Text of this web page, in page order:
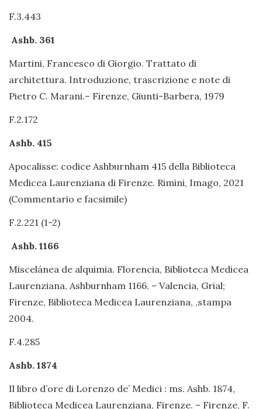
F.3.443
Ashb. 361
Martini, Francesco di Giorgio. Trattato di
architettura. Introduzione, trascrizione e note di
Pietro C. Marani.– Firenze, Giunti-Barbera, 1979
F.2.172
Ashb. 415
Apocalisse: codice Ashburnham 415 della Biblioteca
Medicea Laurenziana di Firenze. Rimini, Imago, 2021
(Commentario e facsimile)
F.2.221 (1-2)
Ashb. 1166
Miscelánea de alquimia. Florencia, Biblioteca Medicea
Laurenziana, Ashburnham 1166. – Valencia, Grial;
Firenze, Biblioteca Medicea Laurenziana, ,stampa
2004.
F.4.285
Ashb. 1874
Il libro d’ore di Lorenzo de’ Medici : ms. Ashb. 1874,
Biblioteca Medicea Laurenziana, Firenze. – Firenze, F.